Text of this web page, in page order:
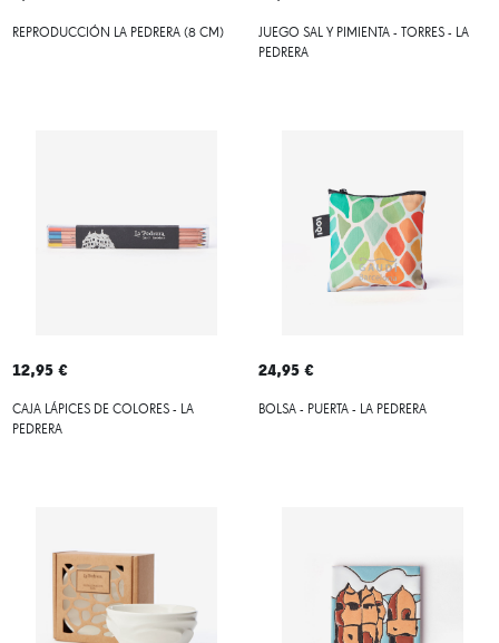
REPRODUCCIÓN LA PEDRERA (8 CM)
JUEGO SAL Y PIMIENTA - TORRES - LA
PEDRERA
12,95 €
CAJA LÁPICES DE COLORES - LA
PEDRERA
24,95 €
BOLSA - PUERTA - LA PEDRERA